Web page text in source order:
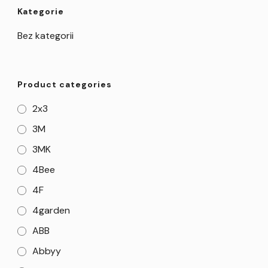
Kategorie
Bez kategorii
Product categories
2x3
3M
3MK
4Bee
4F
4garden
ABB
Abbyy